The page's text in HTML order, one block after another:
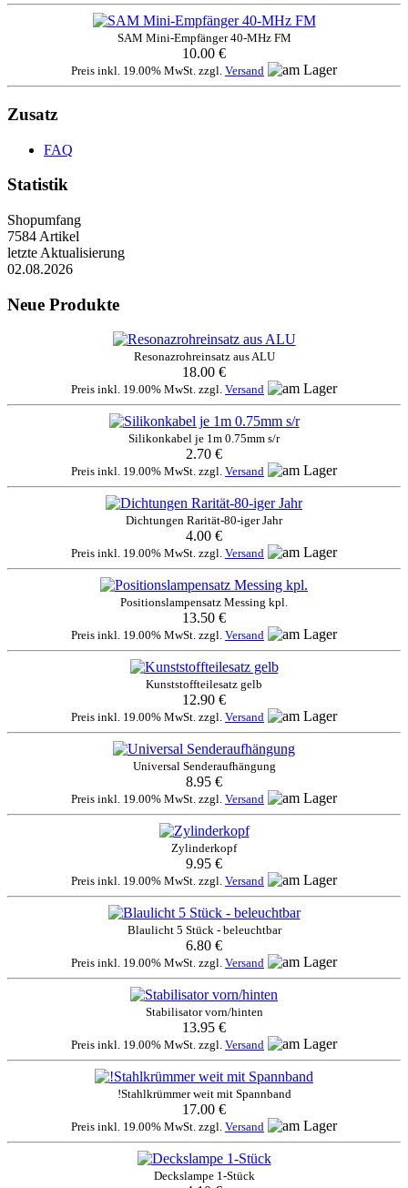
SAM Mini-Empfänger 40-MHz FM
10.00 €
Preis inkl. 19.00% MwSt. zzgl. Versand
Zusatz
FAQ
Statistik
Shopumfang
7584 Artikel
letzte Aktualisierung
02.08.2026
Neue Produkte
Resonazrohreinsatz aus ALU
18.00 €
Preis inkl. 19.00% MwSt. zzgl. Versand
Silikonkabel je 1m 0.75mm s/r
2.70 €
Preis inkl. 19.00% MwSt. zzgl. Versand
Dichtungen Rarität-80-iger Jahr
4.00 €
Preis inkl. 19.00% MwSt. zzgl. Versand
Positionslampensatz Messing kpl.
13.50 €
Preis inkl. 19.00% MwSt. zzgl. Versand
Kunststoffteilesatz gelb
12.90 €
Preis inkl. 19.00% MwSt. zzgl. Versand
Universal Senderaufhängung
8.95 €
Preis inkl. 19.00% MwSt. zzgl. Versand
Zylinderkopf
9.95 €
Preis inkl. 19.00% MwSt. zzgl. Versand
Blaulicht 5 Stück - beleuchtbar
6.80 €
Preis inkl. 19.00% MwSt. zzgl. Versand
Stabilisator vorn/hinten
13.95 €
Preis inkl. 19.00% MwSt. zzgl. Versand
!Stahlkrümmer weit mit Spannband
17.00 €
Preis inkl. 19.00% MwSt. zzgl. Versand
Deckslampe 1-Stück